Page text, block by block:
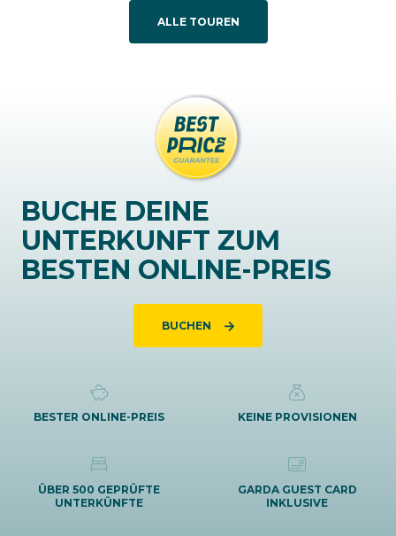
ALLE TOUREN
BUCHE DEINE
UNTERKUNFT ZUM
BESTEN ONLINE-PREIS
BUCHEN
BESTER ONLINE-PREIS KEINE PROVISIONEN
ÜBER 500 GEPRÜFTE
UNTERKÜNFTE
GARDA GUEST CARD
INKLUSIVE